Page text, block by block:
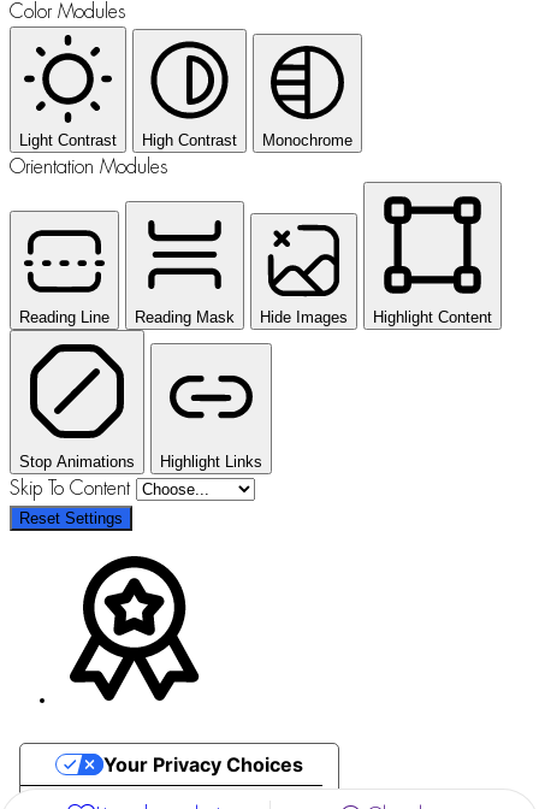
Color Modules
Light Contrast High Contrast Monochrome
Orientation Modules
Reading Line Reading Mask Hide Images Highlight Content
Stop Animations Highlight Links
Skip To Content
Reset Settings
Your Privacy Choices